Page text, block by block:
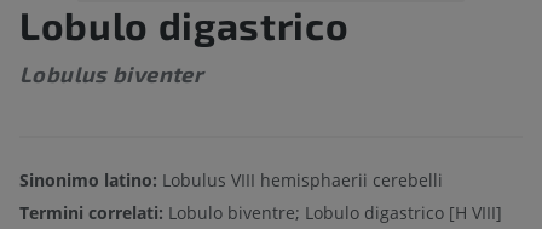
Lobulo digastrico
Lobulus biventer
Sinonimo latino: Lobulus VIII hemisphaerii cerebelli
Termini correlati: Lobulo biventre; Lobulo digastrico [H VIII]